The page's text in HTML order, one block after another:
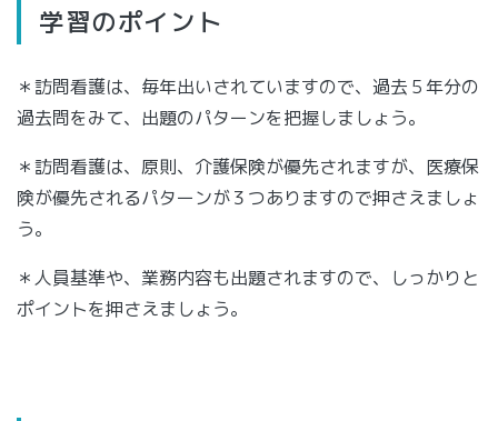
学習のポイント
＊訪問看護は、毎年出いされていますので、過去５年分の
過去問をみて、出題のパターンを把握しましょう。
＊訪問看護は、原則、介護保険が優先されますが、医療保
険が優先されるパターンが３つありますので押さえましょ
う。
＊人員基準や、業務内容も出題されますので、しっかりと
ポイントを押さえましょう。